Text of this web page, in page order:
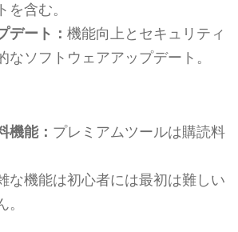
を含む。
デート： 機能向上とセキュリティ
なソフトウェアアップデート。
機能： プレミアムツールは購読料
な機能は初心者には最初は難しい